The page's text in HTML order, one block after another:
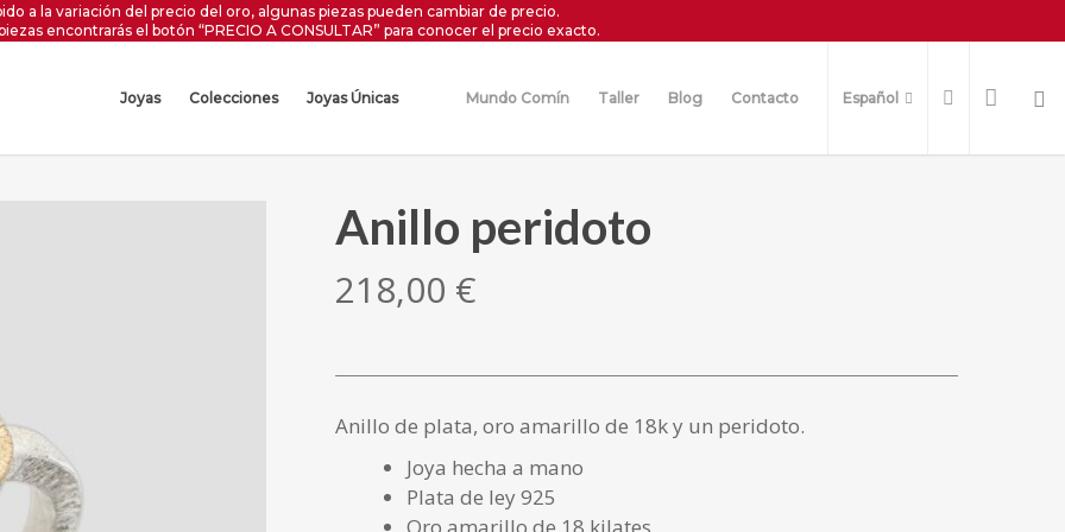
a la variación del precio del oro, algunas piezas pueden cambiar de precio.
encontrarás el botón “PRECIO A CONSULTAR” para conocer el precio exacto.
Joyas Colecciones Joyas Únicas Mundo Comín Taller Blog Contacto Español
Anillo peridoto
218,00 €
Anillo de plata, oro amarillo de 18k y un peridoto.
Joya hecha a mano
Plata de ley 925